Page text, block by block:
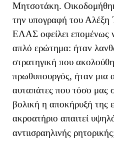
Μητσοτάκη.
την υπογραφή του Αλέξη
ΕΛΑΣ οφείλει επομένως
απλό ερώτημα: ήταν
στρατηγική που
πρωθυπουργός, ήταν μια
αυταπάτες που τόσο μας
βολική η αποκήρυξή της
ακροατήριο απαιτεί
αντιισραηλινής